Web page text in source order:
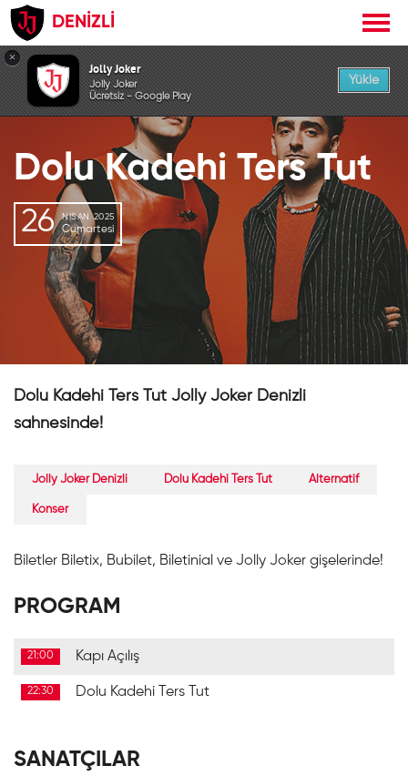
DENİZLİ
GEÇMİŞ ETKİNLİK
Dolu Kadehi Ters Tut
26 NISAN 2025
Cumartesi
Dolu Kadehi Ters Tut Jolly Joker Denizli
sahnesinde!
Jolly Joker Denizli Dolu Kadehi Ters Tut Alternatif
Konser
Biletler Biletix, Bubilet, Biletinial ve Jolly Joker gişelerinde!
PROGRAM
21:00 Kapı Açılış
22:30 Dolu Kadehi Ters Tut
SANATÇILAR
×
Jolly Joker
Jolly Joker
Ücretsiz - Google Play
Yükle